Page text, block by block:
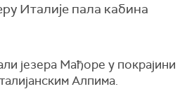
Италије пала кабина
језера Мађоре у покрајини
Алпима.